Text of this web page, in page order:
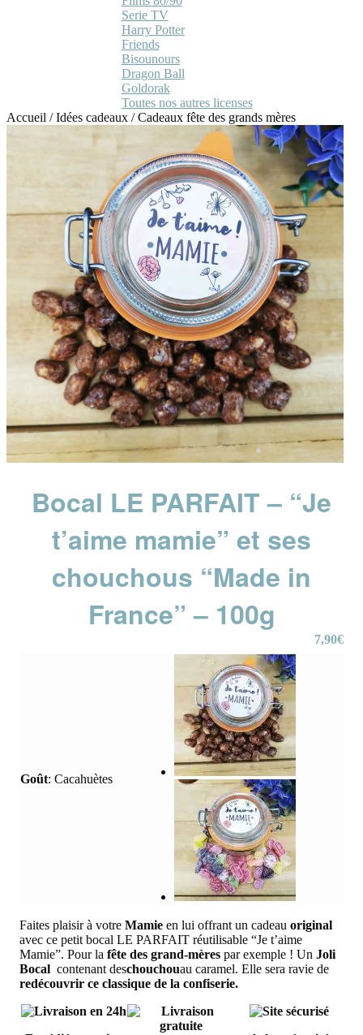
Serie TV
Harry Potter
Friends
Bisounours
Dragon Ball
Goldorak
Toutes nos autres licenses
Accueil /Idées cadeaux /Cadeaux fête des grands mères
Bocal LE PARFAIT – “Je
t’aime mamie” et ses
chouchous “Made in
France” – 100g
7,90€
Faites plaisir à votre Mamie en lui offrant un cadeau original
avec ce petit bocal LE PARFAIT réutilisable “Je t’aime
Mamie”. Pour la fête des grand-mères par exemple ! Un Joli
Bocal contenant deschouchouau caramel. Elle sera ravie de
redécouvrir ce classique de la confiserie.
Goût: Cacahuètes